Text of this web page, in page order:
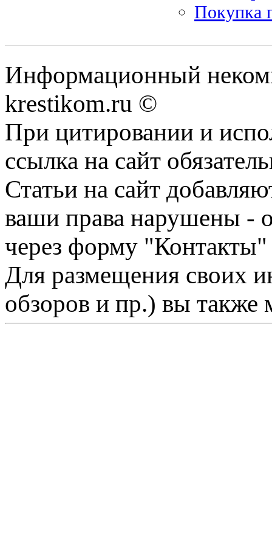
Покупка
Информационный
krestikom.ru ©
При цитировании и
ссылка на сайт
Статьи на сайт
ваши права нарушены -
через форму "Контакты"
Для размещения своих
обзоров и пр.) вы также